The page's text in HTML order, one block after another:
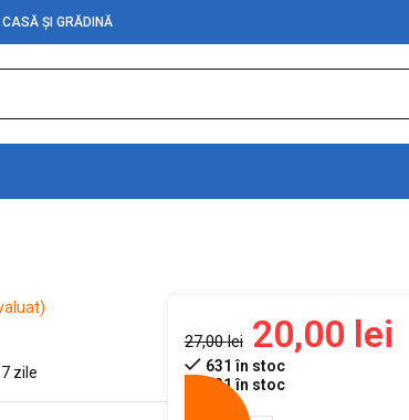
ȘI GRĂDINĂ
zile
27,00lei 20,00 lei
631 în stoc
631 în stoc